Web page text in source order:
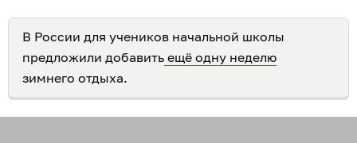
В России для учеников начальной школы
предложили добавить ещё одну неделю
зимнего отдыха.